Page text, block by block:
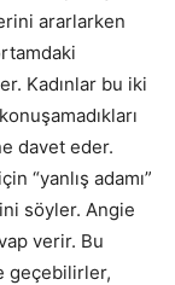
ararlarken
Kadınlar bu iki
davet eder.
“yanlış adamı”
söyler. Angie
verir. Bu
geçebilirler,